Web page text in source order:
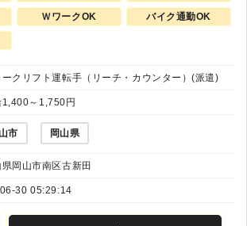
ＷワークOK バイク通勤OK
クリフト運転手（リーチ・カウンター）(派遣)
～1,750円
市 岡山県
岡山市南区古新田
30 05:29:14